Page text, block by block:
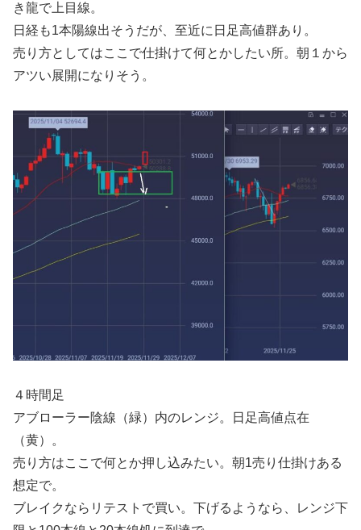
き龍で上目線。
日経も1本陽線出そうだが、至近に日足高値群あり。
売り方としてはここで仕掛けて何とかしたい所。朝１から
アツい展開になりそう。
４時間足
アブローラー陰線（緑）内のレンジ。日足高値点在
（黄）。
売り方はここで何とか押し込みたい。朝1売り仕掛けある
想定で。
ブレイクならリテストで買い。下げるようなら、レンジ下